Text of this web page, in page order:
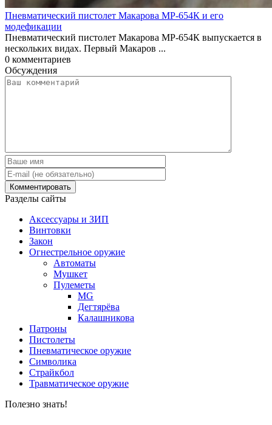
Пневматический пистолет Макарова МР-654К и его
модефикации
Пневматический пистолет Макарова МР-654К выпускается в
нескольких видах. Первый Макаров ...
0 комментариев
Обсуждения
Разделы сайты
Аксессуары и ЗИП
Винтовки
Закон
Огнестрельное оружие
Автоматы
Мушкет
Пулеметы
MG
Дегтярёва
Калашникова
Патроны
Пистолеты
Пневматическое оружие
Символика
Страйкбол
Травматическое оружие
Полезно знать!